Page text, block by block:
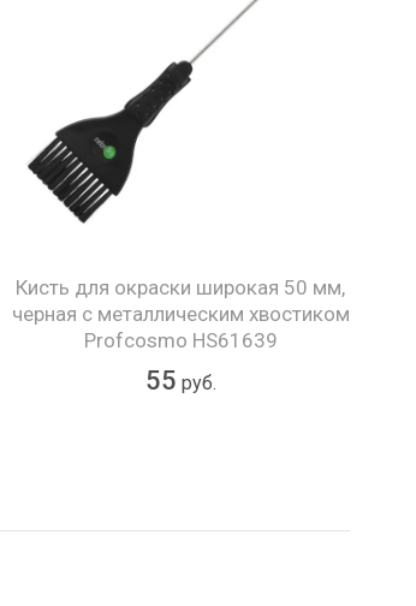
Кисть для окраски широкая 50 мм,
черная с металлическим хвостиком
Profcosmo HS61639
55 руб.